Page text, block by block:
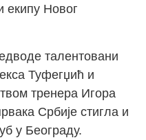
екипу Новог
талентовани
Туфегџић и
тренера Игора
Србије стигла и
у Београду.